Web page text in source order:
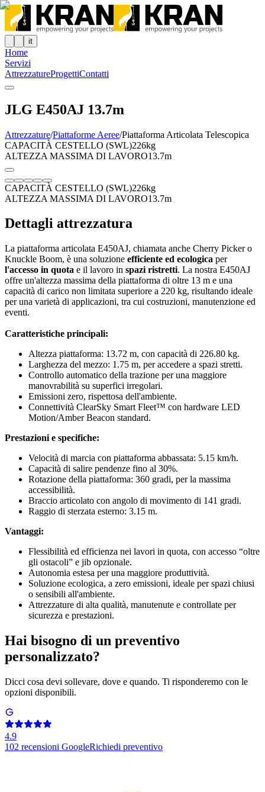
it
Home
Servizi
AttrezzatureProgettiContatti
JLG E450AJ 13.7m
Attrezzature/Piattaforme Aeree/Piattaforma Articolata Telescopica
CAPACITÀ CESTELLO (SWL)226kg
ALTEZZA MASSIMA DI LAVORO13.7m
CAPACITÀ CESTELLO (SWL)226kg
ALTEZZA MASSIMA DI LAVORO13.7m
Dettagli attrezzatura
La piattaforma articolata E450AJ, chiamata anche Cherry Picker o
Knuckle Boom, è una soluzione efficiente ed ecologica per
l'accesso in quota e il lavoro in spazi ristretti. La nostra E450AJ
offre un'altezza massima della piattaforma di oltre 13 m e una
capacità di carico non limitata superiore a 220 kg, risultando ideale
per una varietà di applicazioni, tra cui costruzioni, manutenzione ed
eventi.
Caratteristiche principali:
Altezza piattaforma: 13.72 m, con capacità di 226.80 kg.
Larghezza del mezzo: 1.75 m, per accedere a spazi stretti.
Controllo automatico della trazione per una maggiore
manovrabilità su superfici irregolari.
Emissioni zero, rispettosa dell'ambiente.
Connettività ClearSky Smart Fleet™ con hardware LED
Motion/Amber Beacon standard.
Prestazioni e specifiche:
Velocità di marcia con piattaforma abbassata: 5.15 km/h.
Capacità di salire pendenze fino al 30%.
Rotazione della piattaforma: 360 gradi, per la massima
accessibilità.
Braccio articolato con angolo di movimento di 141 gradi.
Raggio di sterzata esterno: 3.15 m.
Vantaggi:
Flessibilità ed efficienza nei lavori in quota, con accesso “oltre
gli ostacoli” e jib opzionale.
Autonomia estesa per una maggiore produttività.
Soluzione ecologica, a zero emissioni, ideale per spazi chiusi
o sensibili all'ambiente.
Attrezzature di alta qualità, manutenute e controllate per
sicurezza e prestazioni.
Hai bisogno di un preventivo
personalizzato?
Dicci cosa devi sollevare, dove e quando. Ti risponderemo con le
opzioni disponibili.
4.9
102 recensioni GoogleRichiedi preventivo